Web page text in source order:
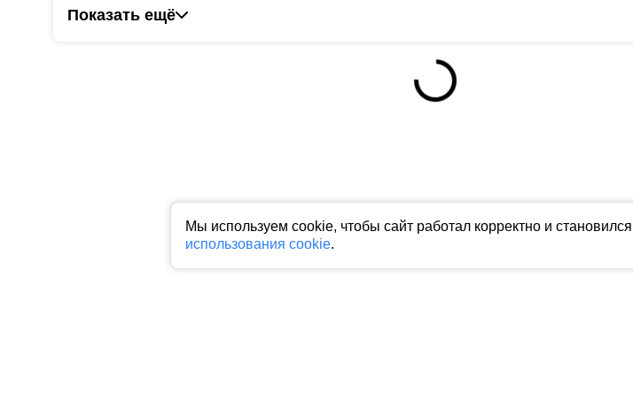
Мы используем cookie, чтобы сайт работал корректно и
использования cookie.
Показать ещё